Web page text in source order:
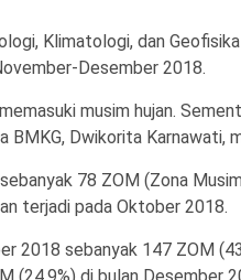
Klimatologi, dan
Desember 2018.
musim hujan.
BMKG, Dwikorita Karnawati,
78 ZOM (Zona
terjadi pada Oktober 2018.
2018 sebanyak 147 ZOM